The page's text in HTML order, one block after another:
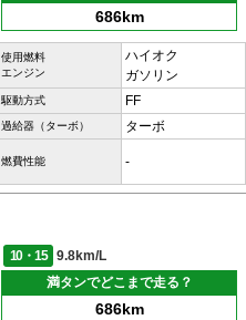
686km
使用燃料
エンジン
ハイオク
ガソリン
駆動方式 FF
過給器（ターボ） ターボ
燃費性能 -
10・15
9.8km/L
満タンでどこまで走る？
686km